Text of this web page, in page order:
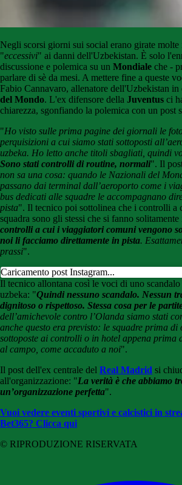
Negli scorsi giorni sui social erano girate
"eccessivi" ai danni dell'Uzbekistan. È solo
discussione e polemica su un Mondiale che -
parlare di sè da mesi. A mettere fine a queste
Fabio Cannavaro, allenatore dell'Uzbekistan in
del Mondo. L'ex difensore della Juventus ci
chiarezza, sgonfiando la polemica con un post
"Ho visto sulle prima pagine dei giornali le
perquisizioni a cui siamo stati sottoposti
uzbeka. Ho letto anche titoli sbagliati, quindi
Sono stati controlli di routine, normali". Il
non sa una cosa: quando le Nazionali del
passano dai terminal dall’aeroporto come i
bus dedicati alle squadre le accompagnano
pista". Il tecnico poi sottolinea che i controlli a
squadra sono gli stessi che si fanno
controlli a cui i viaggiatori comuni vengono
noi li facciamo direttamente in pista.
prassi".
Caricamento post Instagram...
Il tecnico allontana così le voci di uno
uzbeka: "Quindi nessuno scandalo. Nessun
dignitoso o rispettoso. Stessa cosa per le
dell’amichevole contro l’Olanda siamo stati
anche questo era previsto: le squadre prima
sottoposte ai controlli o in hotel appena prima
al campo, come accaduto a noi".
Il post dell'ex centrale del Real Madrid si
all'organizzazione: "La verità è che abbiamo
un’organizzazione perfetta".
Vuoi vedere eventi sportivi e calcistici in
Bet365? Clicca qui
© RIPRODUZIONE RISERVATA